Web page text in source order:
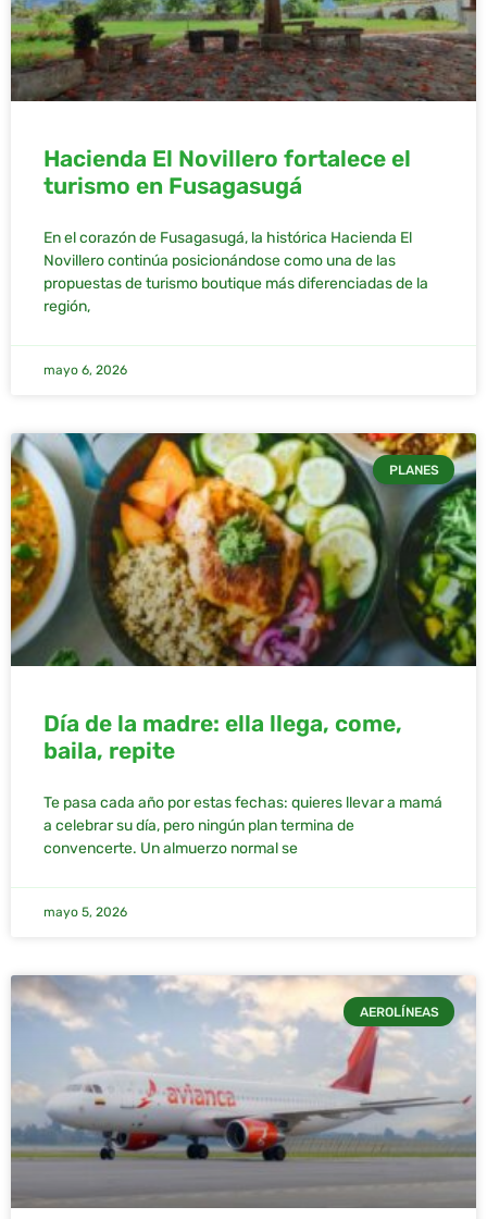
Hacienda El Novillero fortalece el
turismo en Fusagasugá
En el corazón de Fusagasugá, la histórica Hacienda El
Novillero continúa posicionándose como una de las
propuestas de turismo boutique más diferenciadas de la
región,
mayo 6, 2026
PLANES
Día de la madre: ella llega, come,
baila, repite
Te pasa cada año por estas fechas: quieres llevar a mamá
a celebrar su día, pero ningún plan termina de
convencerte. Un almuerzo normal se
mayo 5, 2026
AEROLÍNEAS